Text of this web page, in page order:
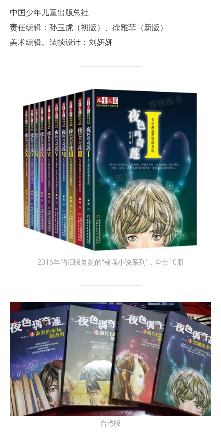
中国少年儿童出版总社
责任编辑：孙玉虎（初版）、徐雅菲（新版）
美术编辑、装帧设计：刘妍妍
2016年的旧版复刻的“秘境小说系列”，全套10册
台湾版